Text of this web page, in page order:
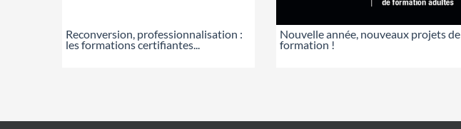
Reconversion, professionnalisation :
les formations certifiantes...
Nouvelle année, nouveaux projets de
formation !